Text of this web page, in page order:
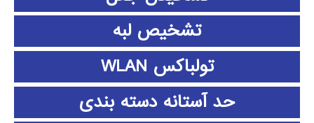
تشخیص لبه
تولباکس WLAN
حد آستانه دسته بندی